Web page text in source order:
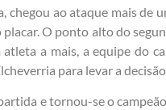
chegou ao ataque mais de
O ponto alto do
a mais, a equipe do
para levar a
e tornou-se o